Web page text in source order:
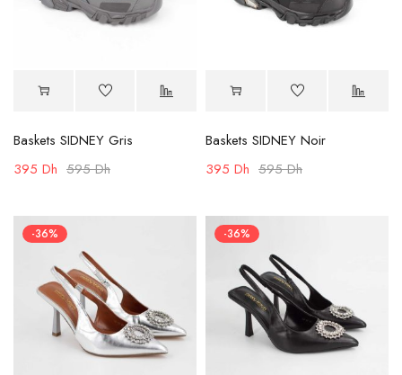
Baskets SIDNEY Gris
595Dh
395 Dh
Baskets SIDNEY Noir
595Dh
395 Dh
-36% -36%